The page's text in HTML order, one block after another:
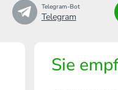
Telegram-Bot
Telegram
Sie